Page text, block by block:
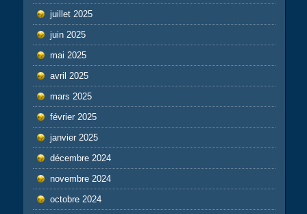
juillet 2025
juin 2025
mai 2025
avril 2025
mars 2025
février 2025
janvier 2025
décembre 2024
novembre 2024
octobre 2024